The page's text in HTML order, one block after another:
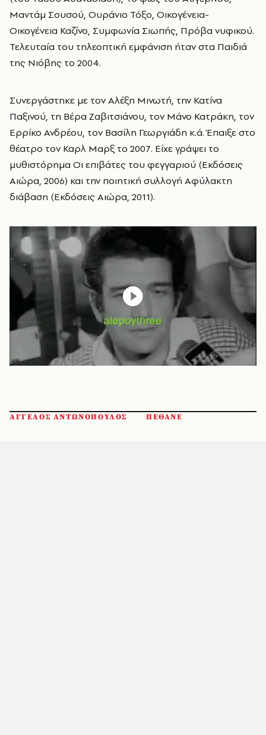
Μαντάμ Σουσού, Ουράνιο Τόξο, Οικογένεια-
Οικογένεια Καζίνο, Συμφωνία Σιωπής, Πρόβα νυφικού.
Τελευταία του τηλεοπτική εμφάνιση ήταν στα Παιδιά
της Νιόβης το 2004.
Συνεργάστηκε με τον Αλέξη Μινωτή, την Κατίνα
Παξινού, τη Βέρα Ζαβιτσιάνου, τον Μάνο Κατράκη, τον
Ερρίκο Ανδρέου, τον Βασίλη Γεωργιάδη κ.ά. Έπαιξε στο
θέατρο τον Καρλ Μαρξ το 2007. Είχε γράψει το
μυθιστόρημα Οι επιβάτες του φεγγαριού (Εκδόσεις
Αιώρα, 2006) και την ποιητική συλλογή Αφύλακτη
διάβαση (Εκδόσεις Αιώρα, 2011).
ΑΓΓΕΛΟΣ ΑΝΤΩΝΟΠΟΥΛΟΣ ΠΕΘΑΝΕ